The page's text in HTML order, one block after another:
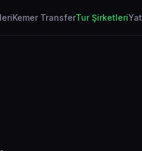
Kemer TransferTur Şirketleri